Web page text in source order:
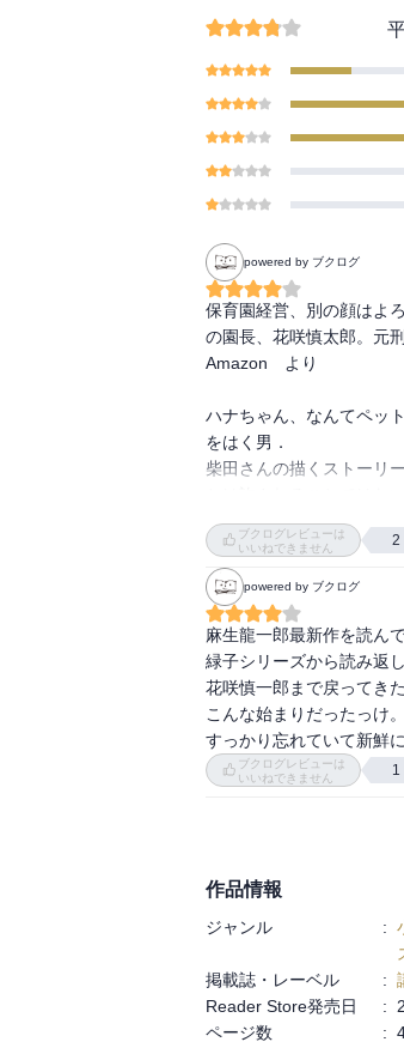
powered by ブクログ
保育園経営、別の顔はよ
の園長、花咲慎太郎。元
Amazon　より
ハナちゃん、なんてペッ
をはく男．
柴田さんの描くストーリ
人情深いハナちゃんの、
ある．厳しい現実と日々
んみたいで、ちょっと惹か
ブクログレビューは
いいねできません
2
powered by ブクログ
麻生龍一郎最新作を読ん
緑子シリーズから読み返し
花咲慎一郎まで戻ってきた
こんな始まりだったっけ。
すっかり忘れていて新鮮
ブクログレビューは
いいねできません
1
作品情報
ジャンル :
掲載誌・レーベル :
Reader Store発売日
:
ページ数
: